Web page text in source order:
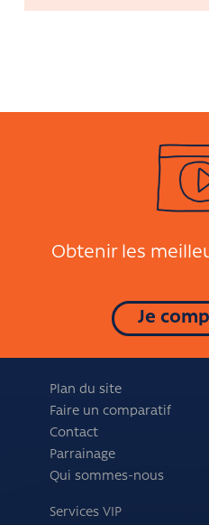
Obtenir les
Je
Plan du site
Faire un comparatif
Contact
Parrainage
Qui sommes-nous
Services VIP